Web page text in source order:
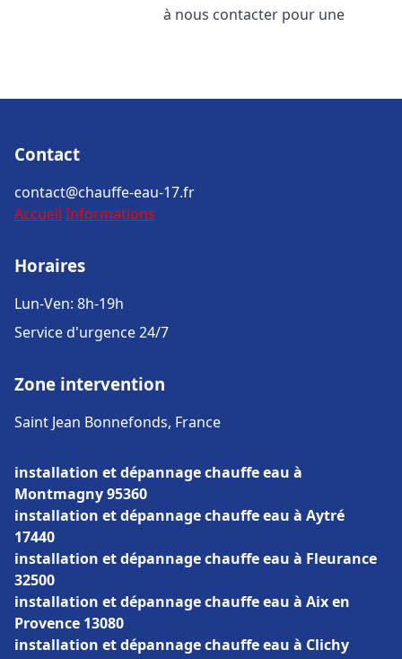
à nous contacter pour une
Contact
contact@chauffe-eau-17.fr
Accueil Informations
Horaires
Lun-Ven: 8h-19h
Service d'urgence 24/7
Zone intervention
Saint Jean Bonnefonds, France
installation et dépannage chauffe eau à
Montmagny 95360
installation et dépannage chauffe eau à Aytré
17440
installation et dépannage chauffe eau à Fleurance
32500
installation et dépannage chauffe eau à Aix en
Provence 13080
installation et dépannage chauffe eau à Clichy